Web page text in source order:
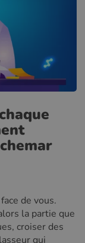
de vous.
la partie que
croiser des
qui